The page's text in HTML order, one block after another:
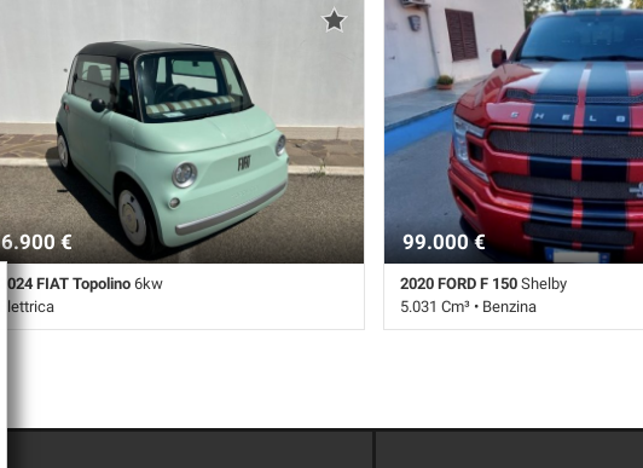
4 Porte • Airbag • Bracciolo • Chiusura centralizzata
• Immobilizzatore elettronico • Servosterzo
5 Porte • ABS • Airbag • Airbag
in lega • Chiusura centralizzata •
automatico clima •
Servosterzo
6.900 €
2024 FIAT Topolino 6kw
Elettrica
99.000 €
2020 FORD F 150Shelby
5.031 Cm³ • Benzina